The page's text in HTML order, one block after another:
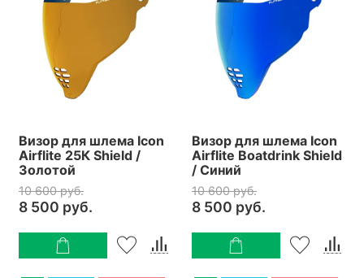
Визор для шлема Icon
Airflite 25К Shield /
Золотой
10 600 руб.
8 500 руб.
Визор для шлема Icon
Airflite Boatdrink Shield
/ Синий
10 600 руб.
8 500 руб.